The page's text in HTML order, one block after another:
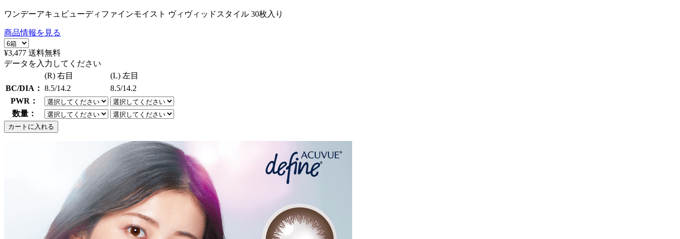
ワンデーアキュビューディファインモイスト ヴィヴィッドスタイル 30枚入り
商品情報を見る
¥3,477 送料無料
データを入力してください
(R) 右目
(L) 左目
BC/DIA： 8.5/14.2
8.5/14.2
PWR：
数量：
カートに入れる